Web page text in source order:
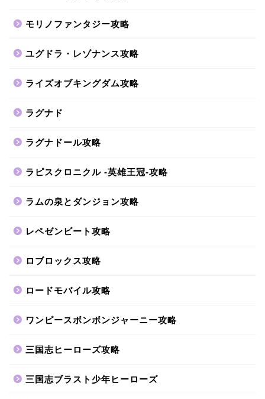
モリノファンタジー攻略
ユグドラ・レゾナンス攻略
ライズオブキングダム攻略
ラグナド
ラグナドール攻略
ラピスクロニクル -英雄王冠-攻略
ラムの泉とダンジョン攻略
レペゼンビート攻略
ロブロックス攻略
ロードモバイル攻略
ワンピースボンボンジャーニー攻略
三国志ヒーローズ攻略
三国志ブラスト少年ヒーローズ